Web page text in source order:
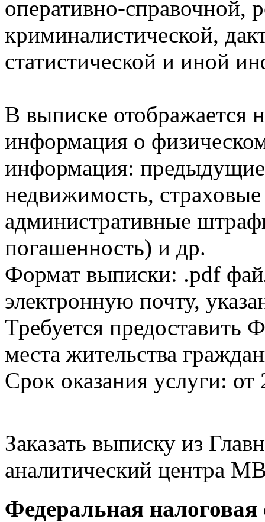
оперативно-справочной,
криминалистической,
статистической и иной
В выписке отображается
информация о
информация:
недвижимость,
административные
погашенность) и др.
Формат выписки: .pdf
электронную почту,
Требуется
места жительства
Срок оказания услуги: от
Заказать выписку из
аналитический центра
Федеральная налоговая